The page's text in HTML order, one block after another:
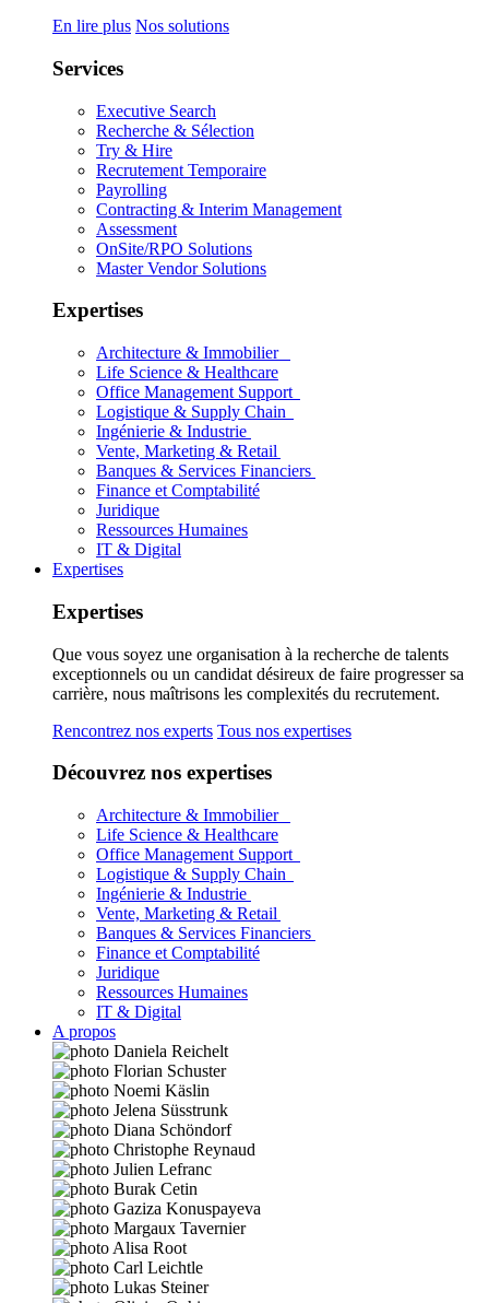
En lire plus Nos solutions
Services
Executive Search
Recherche & Sélection
Try & Hire
Recrutement Temporaire
Payrolling
Contracting & Interim Management
Assessment
OnSite/RPO Solutions
Master Vendor Solutions
Expertises
Architecture & Immobilier
Life Science & Healthcare
Office Management Support
Logistique & Supply Chain
Ingénierie & Industrie
Vente, Marketing & Retail
Banques & Services Financiers
Finance et Comptabilité
Juridique
Ressources Humaines
IT & Digital
Expertises
Expertises
Que vous soyez une organisation à la recherche de talents
exceptionnels ou un candidat désireux de faire progresser sa
carrière, nous maîtrisons les complexités du recrutement.
Rencontrez nos experts Tous nos expertises
Découvrez nos expertises
Architecture & Immobilier
Life Science & Healthcare
Office Management Support
Logistique & Supply Chain
Ingénierie & Industrie
Vente, Marketing & Retail
Banques & Services Financiers
Finance et Comptabilité
Juridique
Ressources Humaines
IT & Digital
A propos